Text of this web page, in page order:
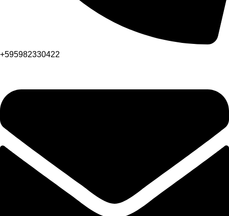
+595982330422